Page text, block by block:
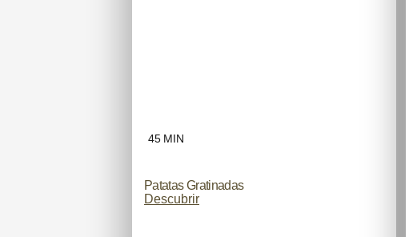
45 MIN
Patatas Gratinadas
Descubrir